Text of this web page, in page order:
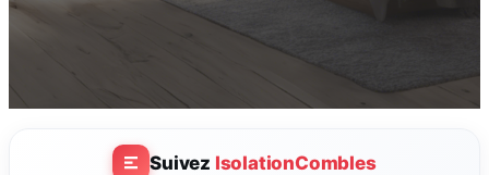
Suivez IsolationCombles